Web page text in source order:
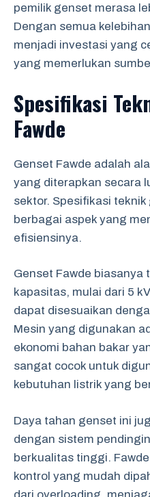
pemilik genset merasa
Dengan semua
menjadi investasi yang
yang memerlukan
Spesifikasi
Fawde
Genset Fawde adalah
yang diterapkan secara
sektor. Spesifikasi
berbagai aspek yang
efisiensinya.
Genset Fawde biasanya
kapasitas, mulai dari 5
dapat disesuaikan
Mesin yang digunakan
ekonomi bahan bakar
sangat cocok untuk
kebutuhan listrik yang
Daya tahan genset ini
dengan sistem
berkualitas tinggi.
kontrol yang mudah
dari overloading,